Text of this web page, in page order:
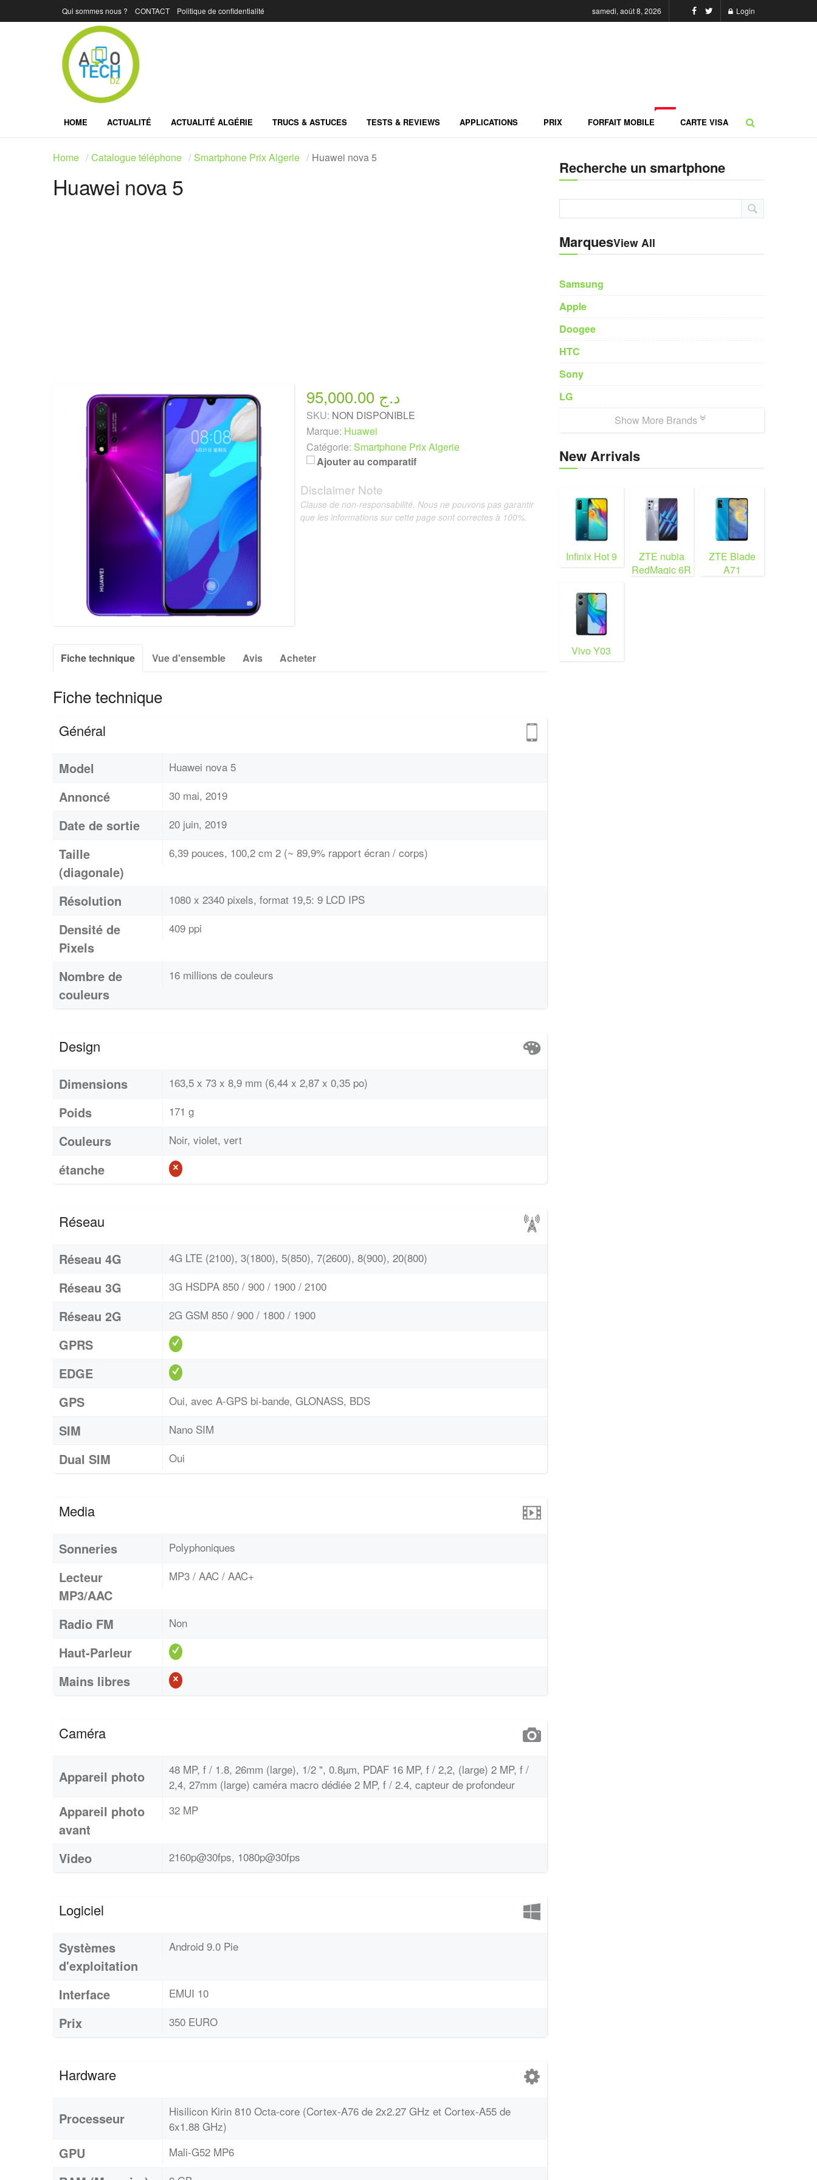
Qui sommes nous ? CONTACT Politique de confidentialité samedi, août 8, 2026 Login
HOME ACTUALITÉ ACTUALITÉ ALGÉRIE TRUCS & ASTUCES TESTS & REVIEWS APPLICATIONS PRIX FORFAIT MOBILE CARTE VISA
Home Catalogue téléphone Smartphone Prix Algerie Huawei nova 5
Huawei nova 5
95,000.00 د.ج
SKU: NON DISPONIBLE
Marque: Huawei
Catégorie: Smartphone Prix Algerie
Ajouter au comparatif
Fiche technique Vue d'ensemble Avis Acheter
Fiche technique
Général
Model Huawei nova 5
Annoncé 30 mai, 2019
Date de sortie 20 juin, 2019
Taille
(diagonale)
6,39 pouces, 100,2 cm 2 (~ 89,9% rapport écran / corps)
Résolution 1080 x 2340 pixels, format 19,5: 9 LCD IPS
Densité de
Pixels
409 ppi
Nombre de
couleurs
16 millions de couleurs
Design
Dimensions 163,5 x 73 x 8,9 mm (6,44 x 2,87 x 0,35 po)
Poids 171 g
Couleurs Noir, violet, vert
étanche
Réseau
Réseau 4G 4G LTE (2100), 3(1800), 5(850), 7(2600), 8(900), 20(800)
Réseau 3G 3G HSDPA 850 / 900 / 1900 / 2100
Réseau 2G 2G GSM 850 / 900 / 1800 / 1900
GPRS
EDGE
GPS
Oui, avec A-GPS bi-bande, GLONASS, BDS
SIM Nano SIM
Dual SIM Oui
Media
Sonneries Polyphoniques
Lecteur
MP3/AAC
MP3 / AAC / AAC+
Radio FM Non
Haut-Parleur
Mains libres
Caméra
Appareil photo
48 MP, f / 1.8, 26mm (large), 1/2 ", 0.8µm, PDAF 16 MP, f / 2,2, (large) 2 MP, f /
2,4, 27mm (large) caméra macro dédiée 2 MP, f / 2.4, capteur de profondeur
Appareil photo
avant
32 MP
Video 2160p@30fps, 1080p@30fps
Logiciel
Systèmes
d'exploitation
Android 9.0 Pie
Interface EMUI 10
Prix 350 EURO
Hardware
Processeur
Hisilicon Kirin 810 Octa-core (Cortex-A76 de 2x2.27 GHz et Cortex-A55 de
6x1.88 GHz)
GPU Mali-G52 MP6
Disclaimer Note
Clause de non-responsabilité. Nous ne pouvons pas garantir
que les informations sur cette page sont correctes à 100%.
Recherche un smartphone
MarquesView All
Samsung
Apple
Doogee
HTC
Sony
LG
Show More Brands
New Arrivals
Infinix Hot 9
ZTE nubia
RedMagic 6R
ZTE Blade
A71
Vivo Y03